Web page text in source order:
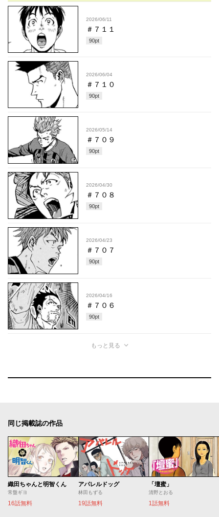
2026/06/11
＃７１１
90pt
2026/06/04
＃７１０
90pt
2026/05/14
＃７０９
90pt
2026/04/30
＃７０８
90pt
2026/04/23
＃７０７
90pt
2026/04/16
＃７０６
90pt
もっと見る
同じ掲載誌の作品
織田ちゃんと明智くん
常盤ギヨ
16話無料
アパレルドッグ
林田もずる
19話無料
「壇蜜」
清野とおる
1話無料